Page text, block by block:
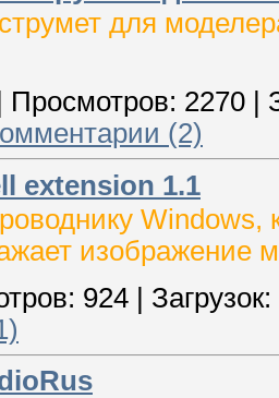
для
Просмотров: 2270
(2)
extension 1.1
изображение
924 | Загрузок: